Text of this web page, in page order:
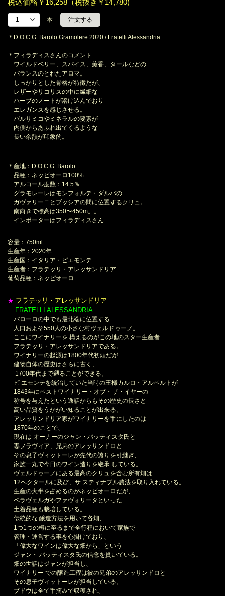
税込価格￥16,258（税抜き￥14,780)
本
＊D.O.C.G. Barolo Gramolere 2020 / Fratelli Alessandria
＊フィラディスさんのコメント
ワイルドベリー、スパイス、薫香、タールなどの
バランスのとれたアロマ。
しっかりとした骨格が特徴だが、
レザーやリコリスの中に繊細な
ハーブのノートが溶け込んでおり
エレガンスを感じさせる。
バルサミコやミネラルの要素が
内側からあふれ出てくるような
長い余韻が印象的。
＊産地：D.O.C.G. Barolo
品種：ネッビオーロ100%
アルコール度数：14.5％
グラモレーレはモンフォルテ・ダルバの
ガヴァリーニとブッシアの間に位置するクリュ。
南向きで標高は350〜450m。。
インポーターはフィラディスさん
容量：750ml
生産年：2020年
生産国：イタリア・ピエモンテ
生産者：フラテッリ・アレッサンドリア
葡萄品種：ネッピオーロ
★ フラテッリ・アレッサンドリア
FRATELLI ALESSANDRIA
バローロの中でも最北端に位置する
人口およそ550人の小さな村ヴェルドゥーノ。
ここにワイナリーを 構えるのがこの地のスター生産者
フラテッリ・アレッサンドリアである。
ワイナリーの起源は1800年代初頭だが
建物自体の歴史はさらに古く、
1700年代まで遡ることができる。
ピ エモンテを統治していた当時の王様カルロ・アルベルトが
1843年にベストワイナリー・オブ・ザ・イヤーの
称号を与えたという逸話からもその歴史の長さと
高い品質をうかがい知ることが出来る。
アレッサンドリア家がワイナリーを手にしたのは
1870年のことで、
現在は オーナーのジャン・バッティスタ氏と
妻フラヴィア、兄弟のアレッサンドロと
その息子ヴィットーレが先代の誇りを引継ぎ、
家族一丸で今日のワイン造りを継承 している。
ヴェルドゥーノにある最高のクリュを含む所有畑は
12ヘクタールに及び、サ スティナブル農法を取り入れている。
生産の大半を占めるのがネッビオーロだが、
ペラヴェルガやファヴォリータといった
土着品種も栽培している。
伝統的な 醸造方法を用いて各畑、
1つ1つの樽に至るまで全行程において家族で
管理・運営する事を心掛けており、
「偉大なワインは偉大な畑から」という
ジャン・ バッティスタ氏の信念を貫いている。
畑の世話はジャンが担当し、
ワイナリー での醸造工程は彼の兄弟のアレッサンドロと
その息子ヴィットーレが担当している。
ブドウは全て手摘みで収穫され、